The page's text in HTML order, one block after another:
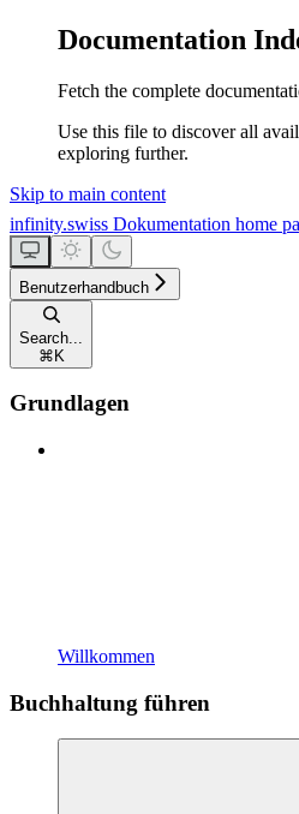
Documentation
Fetch the complete
Use this file to discover all
exploring further.
Skip to main content
infinity.swiss Dokumentation home
Benutzerhandbuch
Search...
⌘K
Grundlagen
Willkommen
Buchhaltung führen